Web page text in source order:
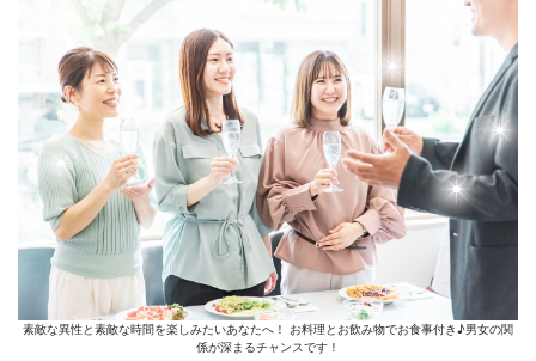
素敵な異性と素敵な時間を楽しみたいあなたへ！ お料理とお飲み物でお食事付き♪男女の関
係が深まるチャンスです！